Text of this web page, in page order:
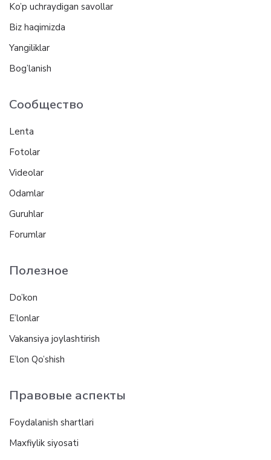
Ko’p uchraydigan savollar
Biz haqimizda
Yangiliklar
Bog’lanish
Сообщество
Lenta
Fotolar
Videolar
Odamlar
Guruhlar
Forumlar
Полезное
Do’kon
E’lonlar
Vakansiya joylashtirish
E’lon Qo’shish
Правовые аспекты
Foydalanish shartlari
Maxfiylik siyosati